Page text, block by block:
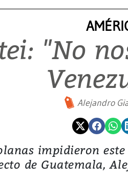
"No
Alejandro
impidieron
de Guatemala,